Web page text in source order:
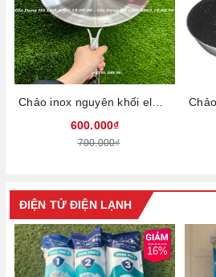
600.000₫
700.000₫
ĐIỆN TỬ ĐIỆN LẠNH
16%